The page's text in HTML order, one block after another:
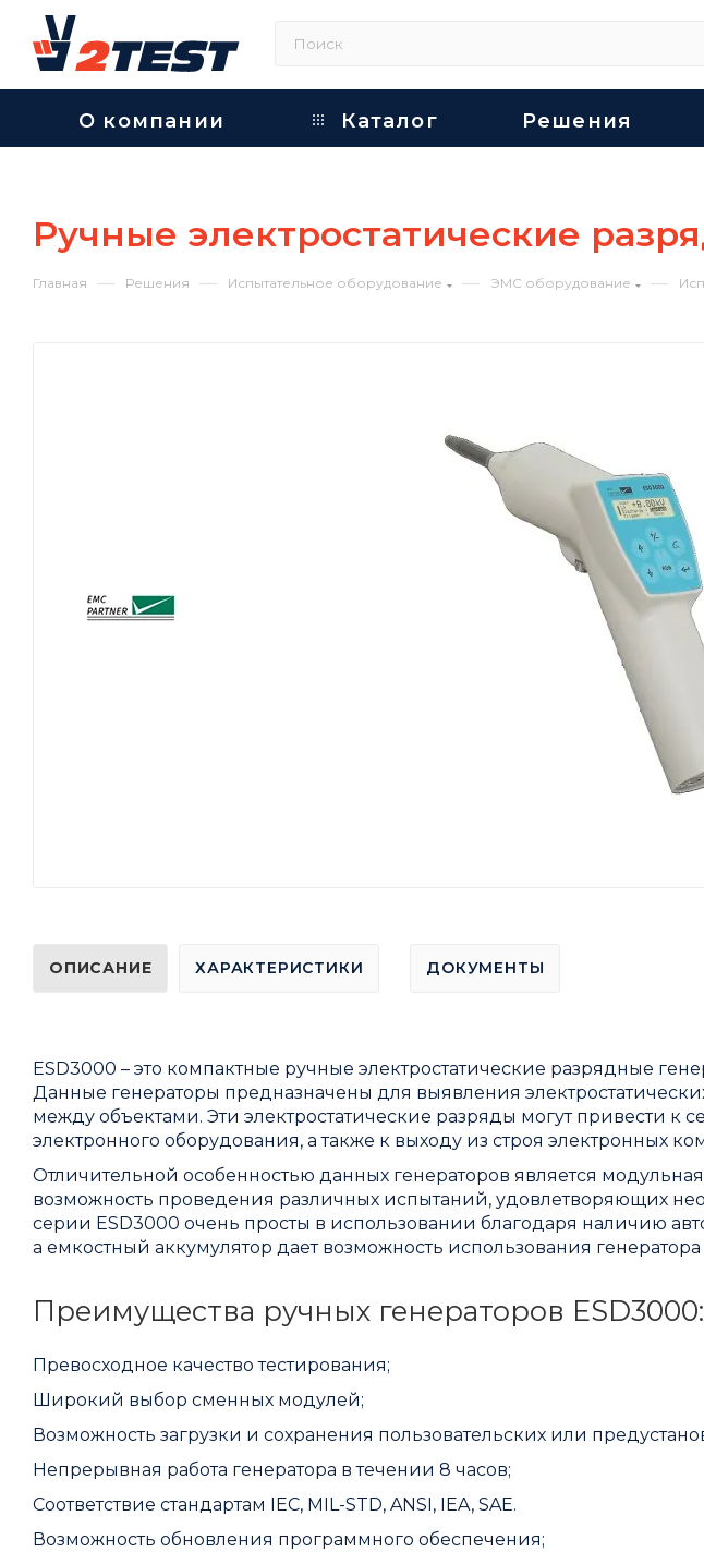
О компании Каталог Решения
Ручные электростатические
Главная — Решения — Испытательное оборудование — ЭМС оборудование —
ОПИСАНИЕ ХАРАКТЕРИСТИКИ ДОКУМЕНТЫ
ESD3000 – это компактные ручные электростатические разрядные
Данные генераторы предназначены для выявления
между объектами. Эти электростатические разряды могут привести к
электронного оборудования, а также к выходу из строя электронных
Отличительной особенностью данных генераторов является
возможность проведения различных испытаний, удовлетворяющих
серии ESD3000 очень просты в использовании благодаря наличию
а емкостный аккумулятор дает возможность использования
Преимущества ручных генераторов ESD3000:
Превосходное качество тестирования;
Широкий выбор сменных модулей;
Возможность загрузки и сохранения пользовательских или
Непрерывная работа генератора в течении 8 часов;
Соответствие стандартам IEC, MIL-STD, ANSI, IEA, SAE.
Возможность обновления программного обеспечения;